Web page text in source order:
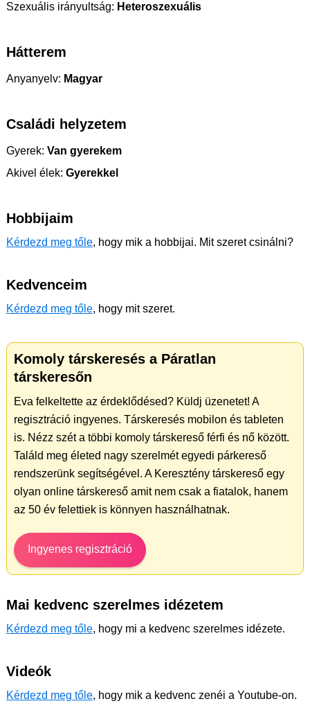
Szexuális irányultság: Heteroszexuális
Hátterem
Anyanyelv: Magyar
Családi helyzetem
Gyerek: Van gyerekem
Akivel élek: Gyerekkel
Hobbijaim
Kérdezd meg tőle, hogy mik a hobbijai. Mit szeret csinálni?
Kedvenceim
Kérdezd meg tőle, hogy mit szeret.
Komoly társkeresés a Páratlan
társkeresőn
Eva felkeltette az érdeklődésed? Küldj üzenetet! A
regisztráció ingyenes. Társkeresés mobilon és tableten
is. Nézz szét a többi komoly társkereső férfi és nő között.
Találd meg életed nagy szerelmét egyedi párkereső
rendszerünk segítségével. A Keresztény társkereső egy
olyan online társkereső amit nem csak a fiatalok, hanem
az 50 év felettiek is könnyen használhatnak.
Ingyenes regisztráció
Mai kedvenc szerelmes idézetem
Kérdezd meg tőle, hogy mi a kedvenc szerelmes idézete.
Videók
Kérdezd meg tőle, hogy mik a kedvenc zenéi a Youtube-on.